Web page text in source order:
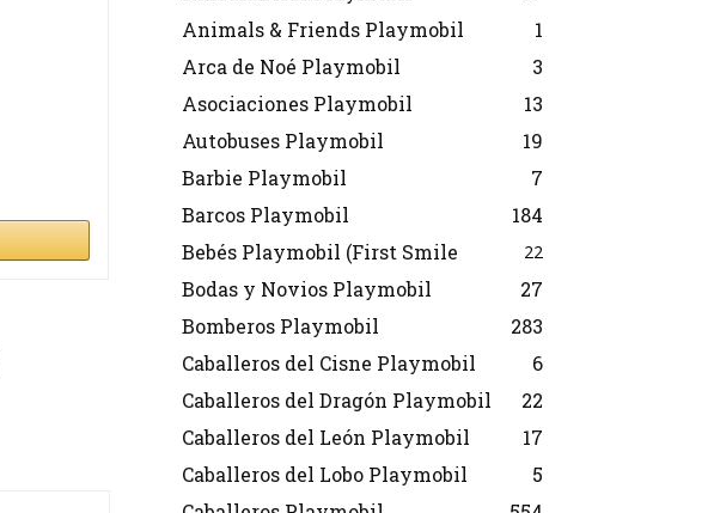
Animals & Friends Playmobil
1
Arca de Noé Playmobil
3
Asociaciones Playmobil
13
Autobuses Playmobil
19
Barbie Playmobil
7
Barcos Playmobil
184
Bebés Playmobil (First Smile
22
Bodas y Novios Playmobil
27
Bomberos Playmobil
283
Caballeros del Cisne Playmobil
6
Caballeros del Dragón Playmobil
22
Caballeros del León Playmobil
17
Caballeros del Lobo Playmobil
5